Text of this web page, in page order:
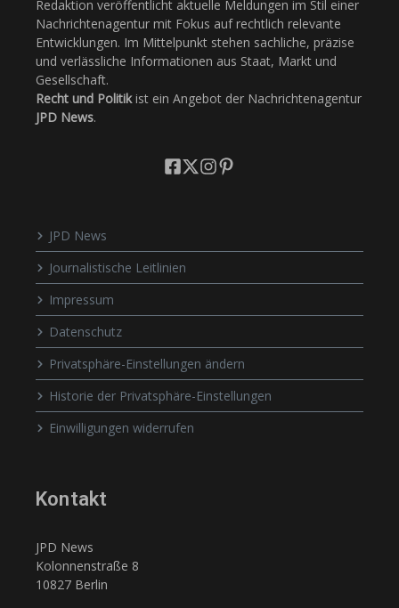
Redaktion veröffentlicht aktuelle Meldungen im Stil einer
Nachrichtenagentur mit Fokus auf rechtlich relevante
Entwicklungen. Im Mittelpunkt stehen sachliche, präzise
und verlässliche Informationen aus Staat, Markt und
Gesellschaft.
Recht und Politikist ein Angebot der Nachrichtenagentur
JPD News.
JPD News
Journalistische Leitlinien
Impressum
Datenschutz
Privatsphäre-Einstellungen ändern
Historie der Privatsphäre-Einstellungen
Einwilligungen widerrufen
Kontakt
JPD News
Kolonnenstraße 8
10827 Berlin